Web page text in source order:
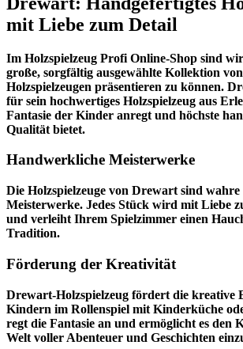
mit Liebe zum Detail
Im Holzspielzeug Profi Online-Shop sind
große, sorgfältig ausgewählte Kollektion
Holzspielzeugen präsentieren zu können.
für sein hochwertiges Holzspielzeug aus
Fantasie der Kinder anregt und höchste
Qualität bietet.
Handwerkliche Meisterwerke
Die Holzspielzeuge von Drewart sind
Meisterwerke. Jedes Stück wird mit Liebe
und verleiht Ihrem Spielzimmer einen
Tradition.
Förderung der Kreativität
Drewart-Holzspielzeug fördert die kreative
Kindern im Rollenspiel mit Kinderküche
regt die Fantasie an und ermöglicht es den
Welt voller Abenteuer und Geschichten